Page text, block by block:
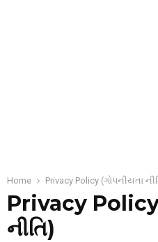
Home Privacy Policy (ગોપનીયતા
Privacy Policy
નીતિ)